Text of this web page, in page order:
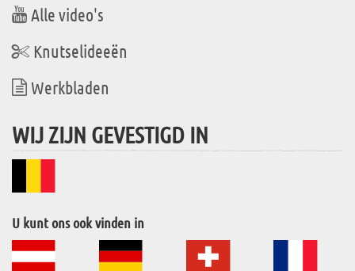
Alle video's
Knutselideeën
Werkbladen
WIJ ZIJN GEVESTIGD IN
U kunt ons ook vinden in